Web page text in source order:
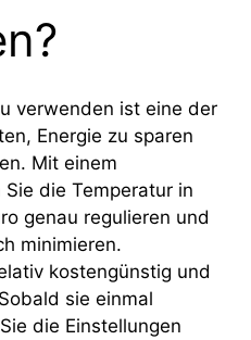
verwenden ist eine der
Energie zu sparen
Mit einem
die Temperatur in
genau regulieren und
minimieren.
kostengünstig und
sie einmal
die Einstellungen